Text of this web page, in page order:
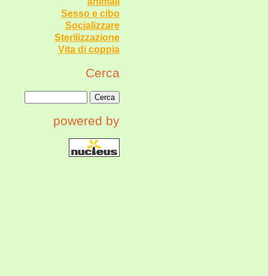
Sesso e cibo
Socializzare
Sterilizzazione
Vita di coppia
Cerca
powered by